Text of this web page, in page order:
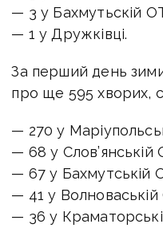
— 3 у Бахмутьскій
— 1 у Дружківці.
За перший день
про ще 595 хворих,
— 270 у
— 68 у Слов’янській
— 67 у Бахмутській
— 41 у Волноваській
— 36 у